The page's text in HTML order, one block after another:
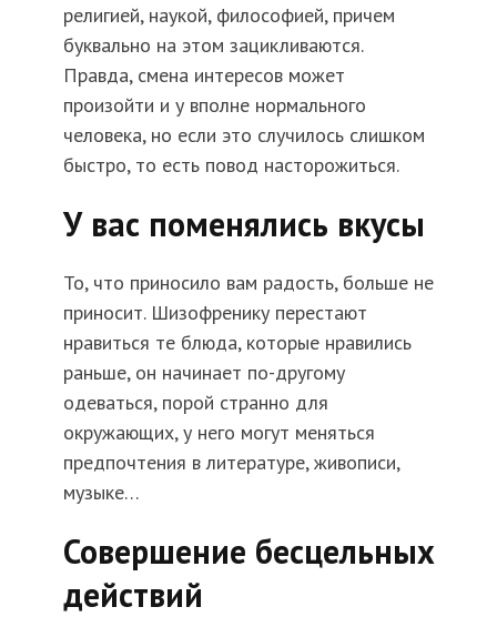
религией, наукой, философией, причем
буквально на этом зацикливаются.
Правда, смена интересов может
произойти и у вполне нормального
человека, но если это случилось слишком
быстро, то есть повод насторожиться.
У вас поменялись вкусы
То, что приносило вам радость, больше не
приносит. Шизофренику перестают
нравиться те блюда, которые нравились
раньше, он начинает по-другому
одеваться, порой странно для
окружающих, у него могут меняться
предпочтения в литературе, живописи,
музыке…
Совершение бесцельных
действий